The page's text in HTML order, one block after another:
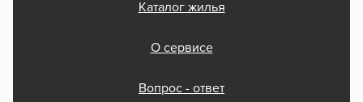
Каталог жилья
О сервисе
Вопрос - ответ